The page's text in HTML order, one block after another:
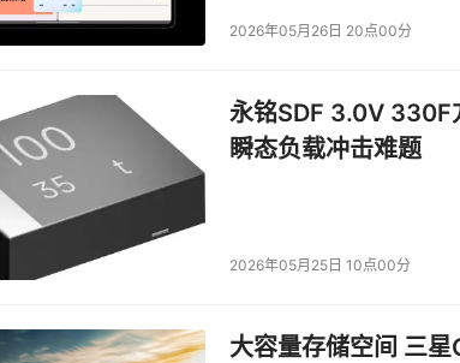
数登场
作为首屈一指的电子信息行业盛会，智能终端、智
、特种电子八大专业领域在CITE 2025的舞台上将大
2026年05月26日 20点00分
永铭SDF 3.0V 330F
瞬态负载冲击难题
2026年05月25日 10点00分
大容量存储空间 三